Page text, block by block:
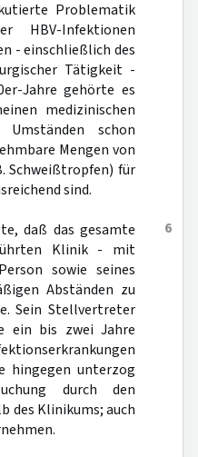
Problematik
HBV-Infektionen
- einschließlich des
Tätigkeit -
Jahre gehörte es
medizinischen
schon
Mengen von
Schweißtropfen) für
sind.
6
daß das gesamte
Klinik - mit
sowie seines
Abständen zu
Sein Stellvertreter
ein bis zwei Jahre
hingegen unterzog
durch den
des Klinikums; auch